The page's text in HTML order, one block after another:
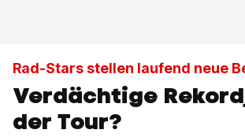
Rad-Stars stellen laufend neue
Verdächtige
der Tour?